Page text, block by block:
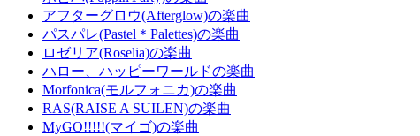
アフターグロウ(Afterglow)の楽曲
パスパレ(Pastel＊Palettes)の楽曲
ロゼリア(Roselia)の楽曲
ハロー、ハッピーワールドの楽曲
Morfonica(モルフォニカ)の楽曲
RAS(RAISE A SUILEN)の楽曲
MyGO!!!!!(マイゴ)の楽曲